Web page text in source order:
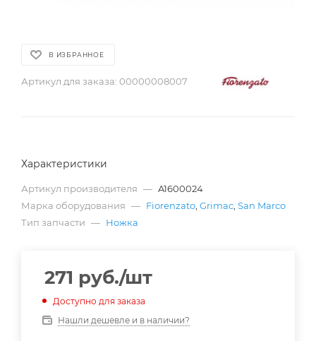
В ИЗБРАННОЕ
Артикул для заказа: 00000008007
Характеристики
Артикул производителя — A1600024
Марка оборудования — Fiorenzato Grimac San Marco
Тип запчасти — Ножка
271 руб./шт
Доступно для заказа
Нашли дешевле и в наличии?